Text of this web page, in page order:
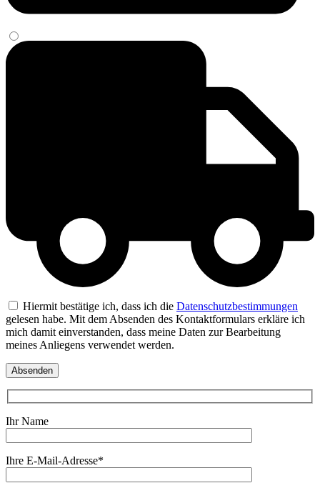
Hiermit bestätige ich, dass ich die Datenschutzbestimmungen
gelesen habe. Mit dem Absenden des Kontaktformulars erkläre ich
mich damit einverstanden, dass meine Daten zur Bearbeitung
meines Anliegens verwendet werden.
Ihr Name
Ihre E-Mail-Adresse*